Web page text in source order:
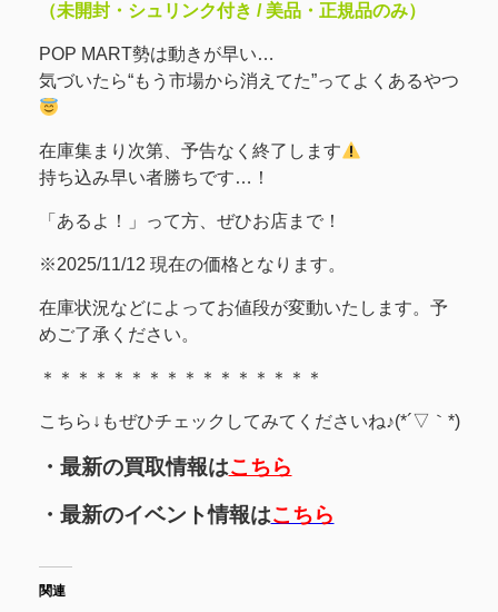
（未開封・シュリンク付き / 美品・正規品のみ）
POP MART勢は動きが早い…
気づいたら“もう市場から消えてた”ってよくあるやつ
在庫集まり次第、予告なく終了します
持ち込み早い者勝ちです…！
「あるよ！」って方、ぜひお店まで！
※2025/11/12 現在の価格となります。
在庫状況などによってお値段が変動いたします。予
めご了承ください。
＊＊＊＊＊＊＊＊＊＊＊＊＊＊＊＊
こちら↓もぜひチェックしてみてくださいね♪(*´▽｀*)
・最新の買取情報はこちら
・最新のイベント情報はこちら
関連